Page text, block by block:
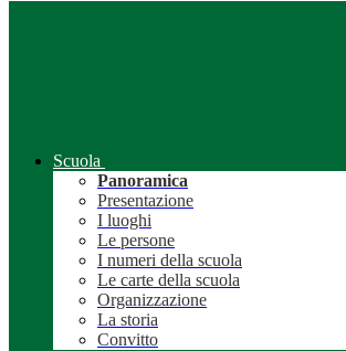
Scuola
Panoramica
Presentazione
I luoghi
Le persone
I numeri della scuola
Le carte della scuola
Organizzazione
La storia
Convitto